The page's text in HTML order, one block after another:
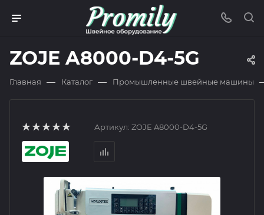
ZOJE A8000-D4-5G
Главная — Каталог — Промышленные швейные машины
Артикул: ZOJE A8000-D4-5G